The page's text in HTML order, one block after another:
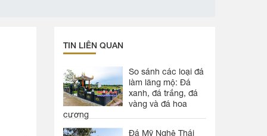
TIN LIÊN QUAN
So sánh các loại đá
làm lăng mộ: Đá
xanh, đá trắng, đá
vàng và đá hoa
cương
Đá Mỹ Nghệ Thái